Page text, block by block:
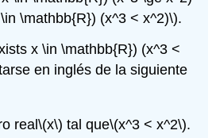
\mathbb{R}) (x^3 < x^2)\).
x \in \mathbb{R}) (x^3 <
en inglés de la siguiente
real\(x\) tal que\(x^3 < x^2\).